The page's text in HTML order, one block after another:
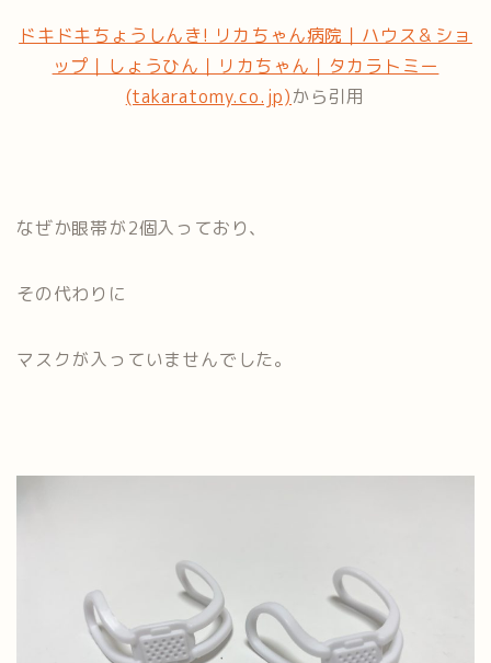
ドキドキちょうしんき! リカちゃん病院｜ハウス＆ショ
ップ｜しょうひん｜リカちゃん｜タカラトミー
(takaratomy.co.jp)から引用
なぜか眼帯が2個入っており、
その代わりに
マスクが入っていませんでした。